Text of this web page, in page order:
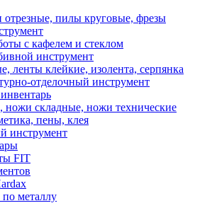
отрезные, пилы круговые, фрезы
с кафелем и стеклом
инструмент
ленты клейкие, изолента, серпянка
отделочный инструмент
ножи складные, ножи технические
пены, клея
инструмент
FIT
металлу